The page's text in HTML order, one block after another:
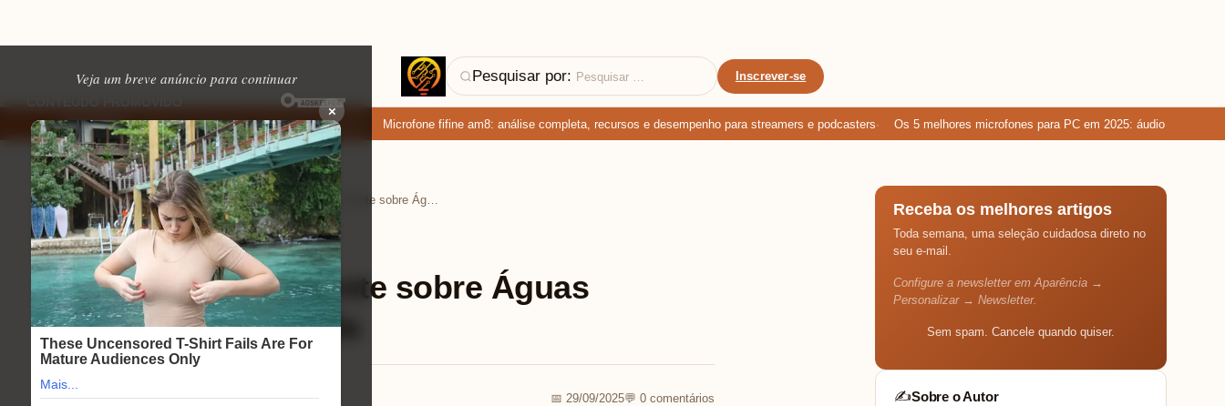
Veja um breve anúncio para continuar
×
Pesquisar por: Inscrever-se
EM ALTA
baixar: apps de namoro que permitem enviar fotos e vídeos Microfone fifine am8: análise completa, recursos e desempenho para streamers e podcasters Os 5 melhores microfones para PC em 2025: áudio limpo para
Home › Ferramentas úteis ›
Ferramentas úteis ⏱ 12 min de leitura
Seu Seguro é a Ponte sobre Águas
Turbulentas da Vida
📅 29/09/2025💬 0 comentários
Receba os melhores artigos
Toda semana, uma seleção cuidadosa direto no
seu e-mail.
Configure a newsletter em Aparência →
Personalizar → Newsletter.
Sem spam. Cancele quando quiser.
✍️Sobre o Autor